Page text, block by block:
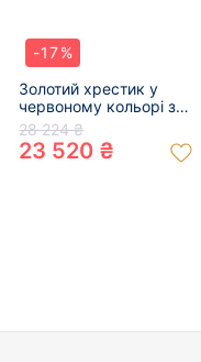
-17%
Золотий хрестик у
червоному кольорі з
цирконом 01-200491090
28 224 ₴
23 520 ₴